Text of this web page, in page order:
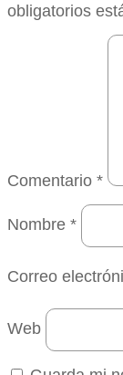
obligatorios
Comentario *
Nombre *
Correo
Web